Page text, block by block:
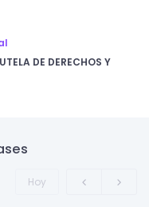
DE DERECHOS Y
Hoy